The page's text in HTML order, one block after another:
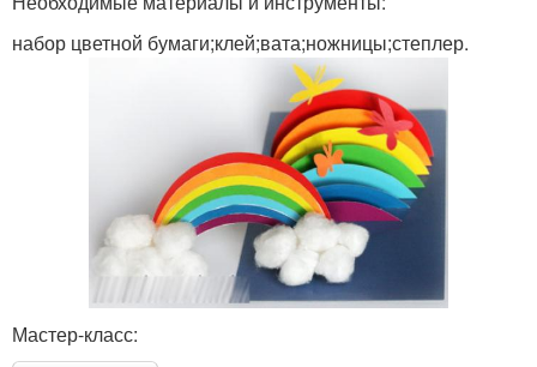
набор цветной бумаги;клей;вата;ножницы;степлер.
Мастер-класс: